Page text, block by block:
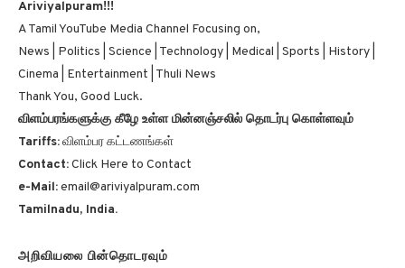
A Tamil YouTube Media Channel Focusing on,
News | Politics | Science | Technology | Medical | Sports | History |
Cinema | Entertainment | Thuli News
Thank You, Good Luck.
விளம்பரங்களுக்கு கீழே உள்ள மின்னஞ்சலில் தொடர்பு கொள்ளவும்
Tariffs:விளம்பர கட்டணங்கள்
Contact:Click Here to Contact
e-Mail: email@ariviyalpuram.com
Tamilnadu, India.